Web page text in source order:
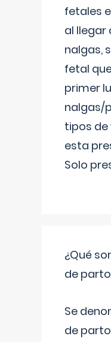
fetales
al llegar
nalgas,
fetal
primer
nalgas/
tipos
esta
Solo
¿Qué
de
Se
de